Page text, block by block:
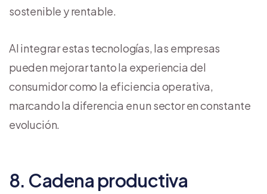
sostenible y rentable.
Al integrar estas tecnologías, las empresas
pueden mejorar tanto la experiencia del
consumidor como la eficiencia operativa,
marcando la diferencia en un sector en constante
evolución.
8. Cadena productiva